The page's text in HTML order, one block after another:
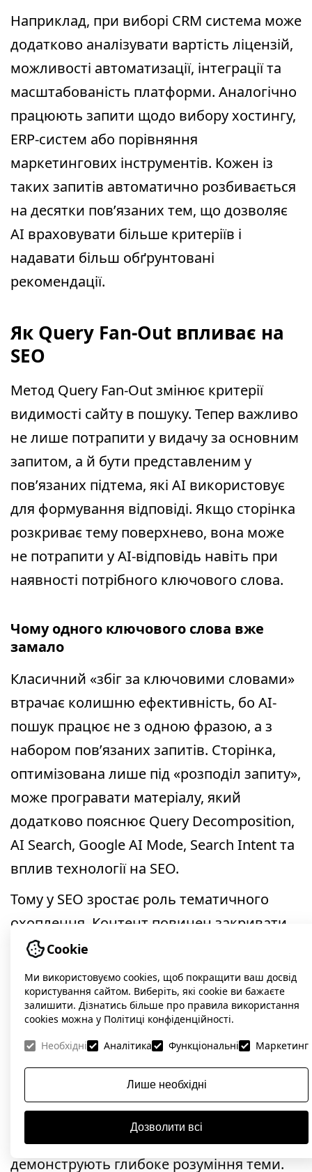
Наприклад, при виборі CRM система може
додатково аналізувати вартість ліцензій,
можливості автоматизації, інтеграції та
масштабованість платформи. Аналогічно
працюють запити щодо вибору хостингу,
ERP-систем або порівняння
маркетингових інструментів. Кожен із
таких запитів автоматично розбивається
на десятки пов’язаних тем, що дозволяє
AI враховувати більше критеріїв і
надавати більш обґрунтовані
рекомендації.
Як Query Fan-Out впливає на
SEO
Метод Query Fan-Out змінює критерії
видимості сайту в пошуку. Тепер важливо
не лише потрапити у видачу за основним
запитом, а й бути представленим у
пов’язаних підтема, які AI використовує
для формування відповіді. Якщо сторінка
розкриває тему поверхнево, вона може
не потрапити у AI-відповідь навіть при
наявності потрібного ключового слова.
Чому одного ключового слова вже
замало
Класичний «збіг за ключовими словами»
втрачає колишню ефективність, бо AI-
пошук працює не з одною фразою, а з
набором пов’язаних запитів. Сторінка,
оптимізована лише під «розподіл запиту»,
може програвати матеріалу, який
додатково пояснює Query Decomposition,
AI Search, Google AI Mode, Search Intent та
вплив технології на SEO.
Тому у SEO зростає роль тематичного
охоплення. Контент повинен закривати
не окремий ключ, а всю смислову
кластеру: визначення, принцип роботи,
приклади, відмінності від класичного
пошуку, вплив на ранжування та
практичні висновки для бізнесу.
Чому виграють сайти з глибокою
експертністю
AI-пошук частіше обирає джерела, які
демонструють глибоке розуміння теми.
Cookie
Ми використовуємо cookies, щоб покращити ваш досвід
користування сайтом. Виберіть, які cookie ви бажаєте
залишити. Дізнатись більше про правила використання
cookies можна у Політиці конфіденційності.
Необхідні
Аналітика Функціональні Маркетинг
Лише необхідні
Дозволити всі